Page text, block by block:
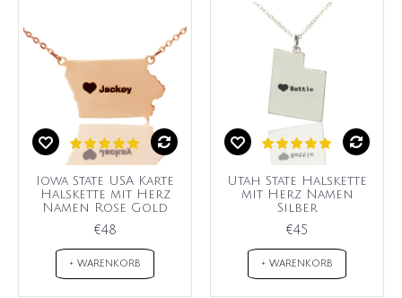
Iowa State USA Karte
Halskette mit Herz
Namen Rose Gold
€48
+ WARENKORB
Utah State Halskette
mit Herz Namen
Silber
€45
+ WARENKORB